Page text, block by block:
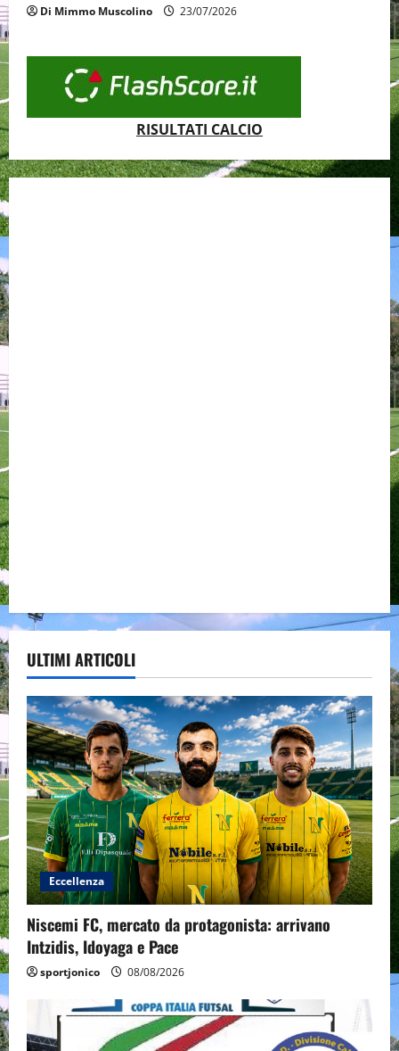
Di Mimmo Muscolino 23/07/2026
RISULTATI CALCIO
ULTIMI ARTICOLI
Eccellenza
Niscemi FC, mercato da protagonista: arrivano
Intzidis, Idoyaga e Pace
sportjonico 08/08/2026